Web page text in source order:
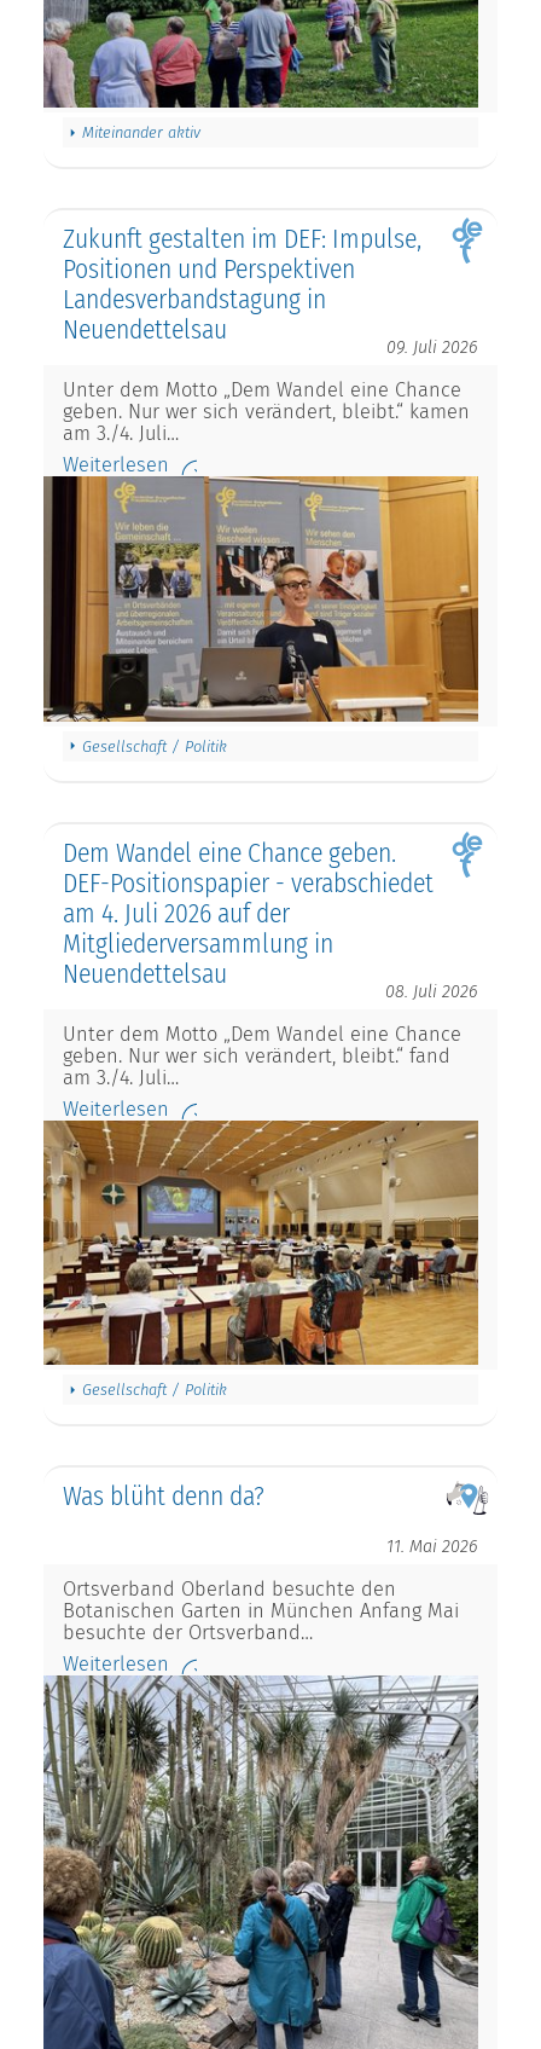
Miteinander aktiv
Zukunft gestalten im DEF: Impulse,
Positionen und Perspektiven
Landesverbandstagung in
Neuendettelsau
09. Juli 2026
Unter dem Motto „Dem Wandel eine Chance
geben. Nur wer sich verändert, bleibt.“ kamen
am 3./4. Juli…
Weiterlesen
Gesellschaft / Politik
Dem Wandel eine Chance geben.
DEF-Positionspapier - verabschiedet
am 4. Juli 2026 auf der
Mitgliederversammlung in
Neuendettelsau
08. Juli 2026
Unter dem Motto „Dem Wandel eine Chance
geben. Nur wer sich verändert, bleibt.“ fand
am 3./4. Juli…
Weiterlesen
Gesellschaft / Politik
Was blüht denn da?
11. Mai 2026
Ortsverband Oberland besuchte den
Botanischen Garten in München Anfang Mai
besuchte der Ortsverband…
Weiterlesen